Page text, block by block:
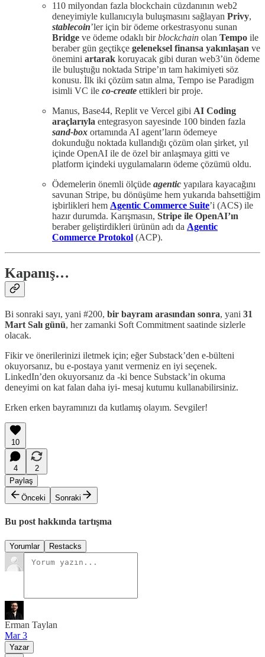
110 milyondan fazla blockchain cüzdanının web2
deneyimiyle kullanıcıyla buluşmasını sağlayan Privy,
stablecoin’ler için bir ödeme orkestrasyonu sunan
Bridge ve ödeme odaklı birblockchain olan Tempo ile
beraber gün geçtikçe geleneksel finansa yakınlaşan ve
önemini artarak koruyacak gibi duran web3’ün ödeme
ile buluştuğu noktada Stripe’ın tam hakimiyeti söz
konusu. İlk iki çözüm satın alma, Tempo ise Paradigm
isimli VC ile co-create ettikleri bir proje.
Manus, Base44, Replit ve Vercel gibi AI Coding
araçlarıyla entegrasyon sayesinde 100 binden fazla
sand-box ortamında AI agent’ların ödemeye
dokunduğu noktada kullandığı çözüm olan şirket, yıl
içinde OpenAI ile de özel bir anlaşmaya gitti ve
platform içindeki uygulamaların ödeme çözümü oldu.
Ödemelerin önemli ölçüde agentic yapılara kayacağını
savunan Stripe, bu dönüşüme hem yukarıda bahsettiğim
işbirlikleri hem Agentic Commerce Suite’i (ACS) ile
hazır durumda. Karışmasın, Stripe ile OpenAI’ın
beraber geliştirdikleri ürünün adı da Agentic
Commerce Protokol (ACP).
Kapanış…
Bi sonraki sayı, yani #200, bir bayram arasından sonra, yani 31
Mart Salı günü, her zamanki Soft Commitment saatinde sizlerle
olacak.
Fikir ve önerilerinizi iletmek için; eğer Substack’den e-bülteni
okuyorsanız, bu e-postaya yanıt vermeniz en iyi seçenek.
LinkedIn’den okuyorsanız da -ki bence Substack’in okuma
deneyimi on kat falan daha iyi- mesaj kutumu kullanabilirsiniz.
Erken erken bayramınızı da kutlamış olayım. Sevgiler!
10
4
2
Paylaş
Önceki
Sonraki
Bu post hakkında tartışma
Yorumlar Restacks
Erman Taylan
Mar 3
Yazar